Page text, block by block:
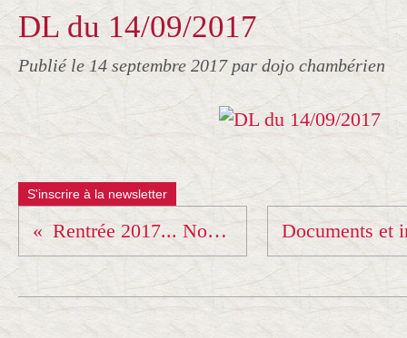
DL du 14/09/2017
Publié le 14 septembre 2017 par dojo chambérien
S'inscrire à la newsletter
Rentrée 2017... Nouvelles sensations !!!